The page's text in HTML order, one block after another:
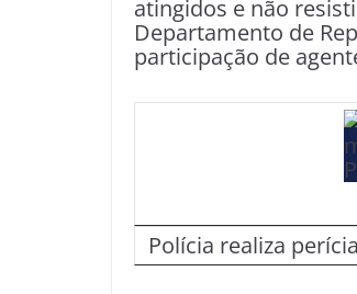
atingidos e não
Departamento de
participação de
Polícia realiza